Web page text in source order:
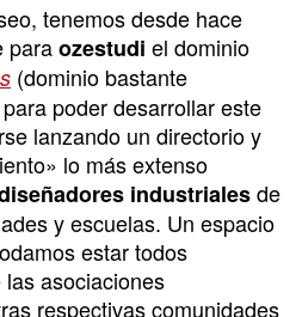
tenemos desde hace
paraozestudi el dominio
(dominio bastante
poder desarrollar este
lanzando un directorio y
lo más extenso
industrialesde
y escuelas. Un espacio
estar todos
asociaciones
respectivas comunidades